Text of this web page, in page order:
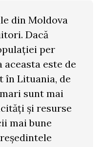
din Moldova
Dacă
per
este de
în Lituania, de
sunt mai
și resurse
mai bune